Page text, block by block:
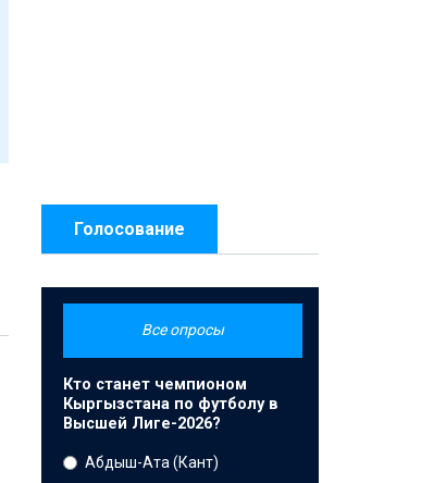
Голосование
Все опросы
Кто станет чемпионом
Кыргызстана по футболу в
Высшей Лиге-2026?
Абдыш-Ата (Кант)